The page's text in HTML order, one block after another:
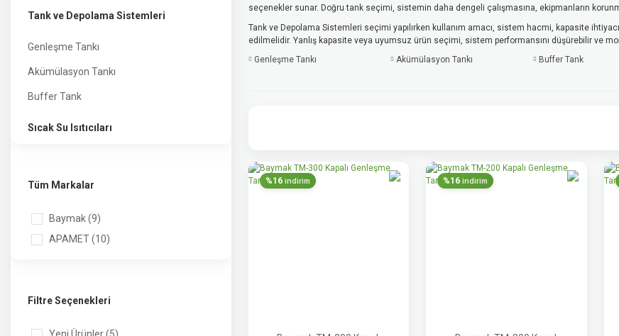
Tank ve Depolama Sistemleri
Genleşme Tankı
Akümülasyon Tankı
Buffer Tank
Sıcak Su Isıtıcıları
Tüm Markalar
Baymak (9)
APAMET (10)
Filtre Seçenekleri
seçenekler sunar. Doğru tank seçimi, sistemin daha dengeli çalışmasına, ekipmanların
Tank ve Depolama Sistemleri seçimi yapılırken kullanım amacı, sistem hacmi, kapasite
edilmelidir. Yanlış kapasite veya uyumsuz ürün seçimi, sistem performansını düşürebilir ve
Genleşme Tankı
Akümülasyon Tankı Buffer Tank
%16 indirim %16 indirim